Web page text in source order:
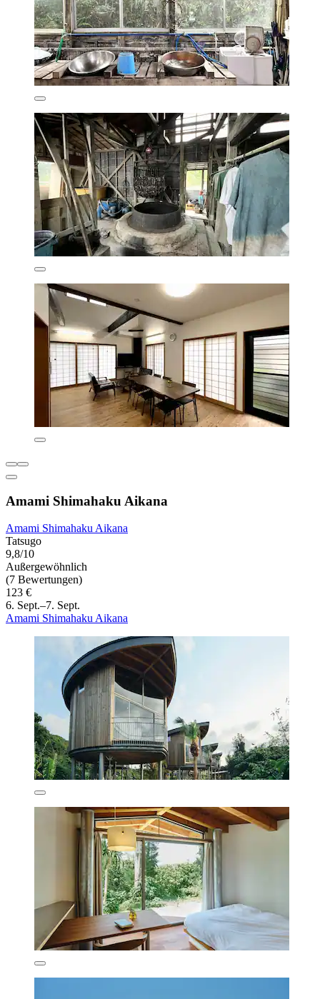
Amami Shimahaku Aikana
Amami Shimahaku Aikana
Tatsugo
9,8/10
Außergewöhnlich
(7 Bewertungen)
123 €
6. Sept.–7. Sept.
Amami Shimahaku Aikana